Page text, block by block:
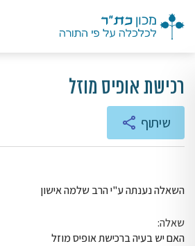
רכישת אופיס מוזל
שיתוף
השאלה נענתה ע"י הרב שלמה אישון
שאלה:
האם יש בעיה ברכישת אופיס מוזל